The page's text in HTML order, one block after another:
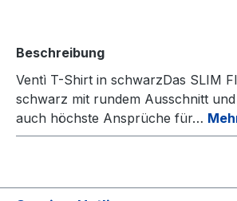
Beschreibung
Ventì T-Shirt in schwarzDas SLIM
schwarz mit rundem Ausschnitt
auch höchste Ansprüche für…